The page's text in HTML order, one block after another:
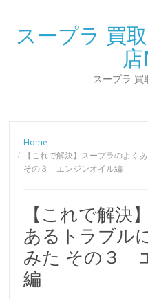
スープラ 買
スープラ 買
Home
【これで解決】スープラのよく
その３ エンジンオイル編
【これで解決
あるトラブル
みた その３
編